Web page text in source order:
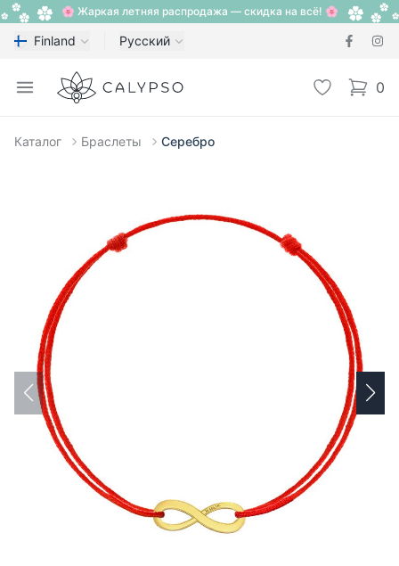
🌸 Жаркая летняя распродажа — скидка на всё! 🌸
Finland Русский
Open menu
Calypso Избранное
0
items
Каталог Браслеты Серебро